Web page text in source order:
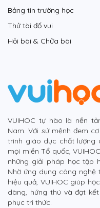
Bảng tin trường học
Thử tài đố vui
Hỏi bài & Chữa bài
VUIHOC tự hào là nền
Nam. Với sứ mệnh đem
trình giáo dục chất lượng
mọi miền Tổ quốc,
những giải pháp học tập
Nhờ ứng dụng công
hiệu quả, VUIHOC giúp
dàng, hứng thú và đạt
phục tri thức.